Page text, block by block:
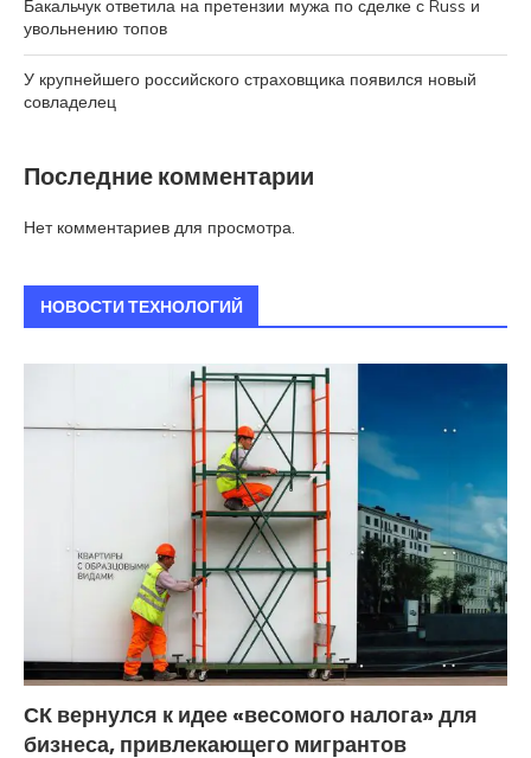
Бакальчук ответила на претензии мужа по сделке с Russ и
увольнению топов
У крупнейшего российского страховщика появился новый
совладелец
Последние комментарии
Нет комментариев для просмотра.
НОВОСТИ ТЕХНОЛОГИЙ
СК вернулся к идее «весомого налога» для
бизнеса, привлекающего мигрантов